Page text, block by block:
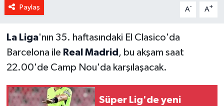
Paylaş A- A+
La Liga'nın 35. haftasındaki El Clasico'da
Barcelona ile Real Madrid , bu akşam saat
22.00'de Camp Nou'da karşılaşacak.
Süper Lig'de yeni